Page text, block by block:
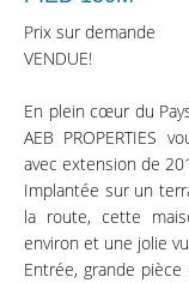
Prix sur demande
VENDUE!
En plein cœur du
AEB PROPERTIES
avec extension de
Implantée sur un
la route, cette
environ et une jolie
Entrée, grande